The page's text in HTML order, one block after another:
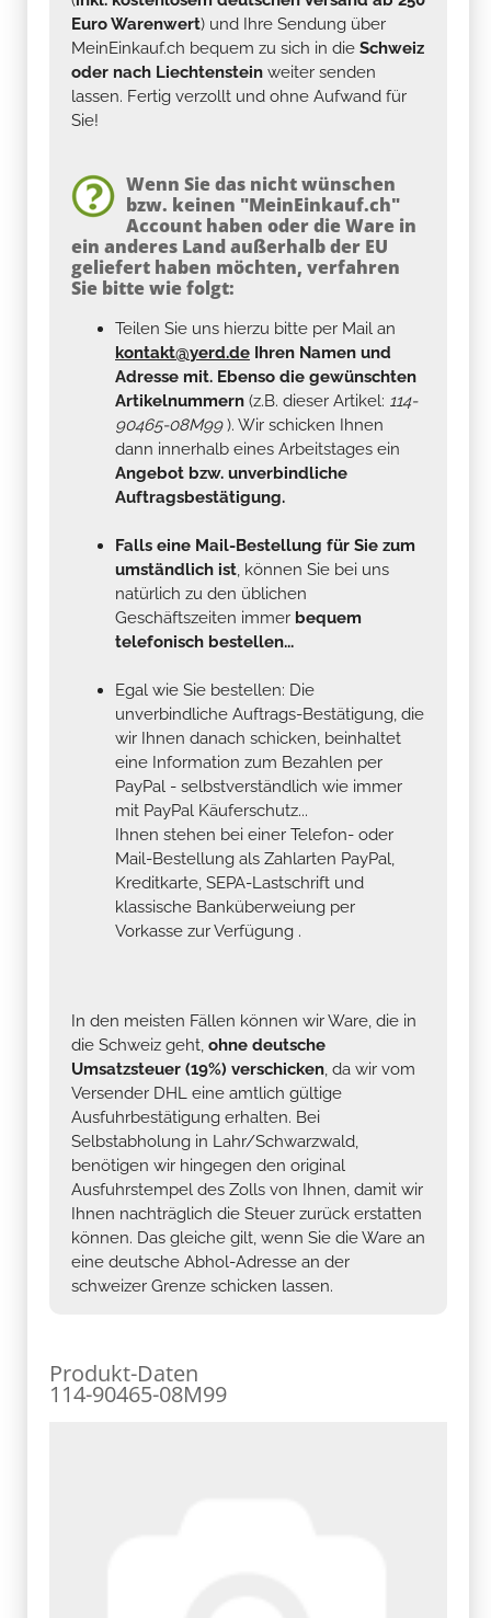
Euro Warenwert) und Ihre Sendung über
MeinEinkauf.ch bequem zu sich in die Schweiz
oder nach Liechtenstein weiter senden
lassen. Fertig verzollt und ohne Aufwand für
Sie!
Wenn Sie das nicht wünschen
bzw. keinen "MeinEinkauf.ch"
Account haben oder die Ware in
ein anderes Land außerhalb der EU
geliefert haben möchten, verfahren
Sie bitte wie folgt:
Teilen Sie uns hierzu bitte per Mail an
kontakt@yerd.de Ihren Namen und
Adresse mit. Ebenso die gewünschten
Artikelnummern (z.B. dieser Artikel: 114-
90465-08M99). Wir schicken Ihnen
dann innerhalb eines Arbeitstages ein
Angebot bzw. unverbindliche
Auftragsbestätigung.
Falls eine Mail-Bestellung für Sie zum
umständlich ist, können Sie bei uns
natürlich zu den üblichen
Geschäftszeiten immer bequem
telefonisch bestellen...
Egal wie Sie bestellen: Die
unverbindliche Auftrags-Bestätigung, die
wir Ihnen danach schicken, beinhaltet
eine Information zum Bezahlen per
PayPal - selbstverständlich wie immer
mit PayPal Käuferschutz...
Ihnen stehen bei einer Telefon- oder
Mail-Bestellung als Zahlarten PayPal,
Kreditkarte, SEPA-Lastschrift und
klassische Banküberweiung per
Vorkasse zur Verfügung .
In den meisten Fällen können wir Ware, die in
die Schweiz geht, ohne deutsche
Umsatzsteuer (19%) verschicken, da wir vom
Versender DHL eine amtlich gültige
Ausfuhrbestätigung erhalten. Bei
Selbstabholung in Lahr/Schwarzwald,
benötigen wir hingegen den original
Ausfuhrstempel des Zolls von Ihnen, damit wir
Ihnen nachträglich die Steuer zurück erstatten
können. Das gleiche gilt, wenn Sie die Ware an
eine deutsche Abhol-Adresse an der
schweizer Grenze schicken lassen.
Produkt-Daten
114-90465-08M99